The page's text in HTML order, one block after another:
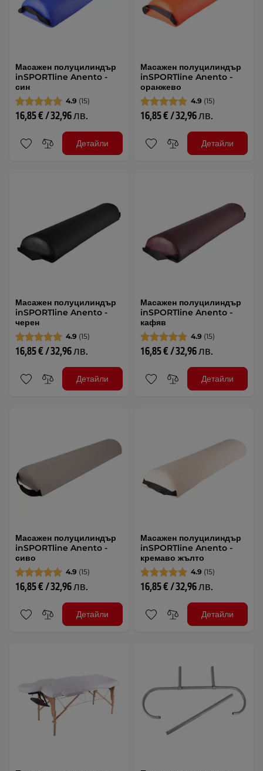
Масажен полуцилиндър
inSPORTline Anento -
син
4.9 (15)
16,85 € / 32,96 лв.
Детайли
Масажен полуцилиндър
inSPORTline Anento -
оранжево
4.9 (15)
16,85 € / 32,96 лв.
Детайли
Масажен полуцилиндър
inSPORTline Anento -
черен
4.9 (15)
16,85 € / 32,96 лв.
Детайли
Масажен полуцилиндър
inSPORTline Anento -
кафяв
4.9 (15)
16,85 € / 32,96 лв.
Детайли
Масажен полуцилиндър
inSPORTline Anento -
сиво
4.9 (15)
16,85 € / 32,96 лв.
Детайли
Масажен полуцилиндър
inSPORTline Anento -
кремаво жълто
4.9 (15)
16,85 € / 32,96 лв.
Детайли